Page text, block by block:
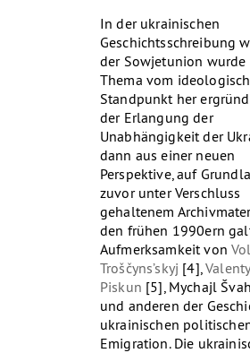
In der ukrainischen
Geschichtsschreibung
der Sowjetunion wurde
Thema vom
Standpunkt her
der Erlangung der
Unabhängigkeit der
dann aus einer neuen
Perspektive, auf
zuvor unter Verschluss
gehaltenem
den frühen 1990ern
Aufmerksamkeit von
Troščyns’skyj [4],
Piskun [5], Mychajl
und anderen der
ukrainischen
Emigration. Die